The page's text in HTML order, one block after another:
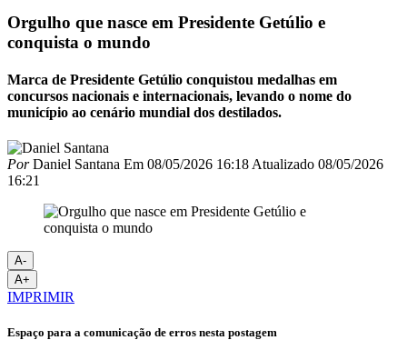
Orgulho que nasce em Presidente Getúlio e
conquista o mundo
Marca de Presidente Getúlio conquistou medalhas em
concursos nacionais e internacionais, levando o nome do
município ao cenário mundial dos destilados.
PorDaniel Santana Em 08/05/2026 16:18 Atualizado 08/05/2026
16:21
A-
A+
IMPRIMIR
Espaço para a comunicação de erros nesta postagem